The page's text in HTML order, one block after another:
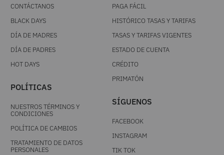
CONTÁCTANOS
BLACK DAYS
DÍA DE MADRES
DÍA DE PADRES
HOT DAYS
POLÍTICAS
NUESTROS TÉRMINOS Y
CONDICIONES
POLÍTICA DE CAMBIOS
TRATAMIENTO DE DATOS
PERSONALES
PAGA FÁCIL
HISTÓRICO TASAS Y TARIFAS
TASAS Y TARIFAS VIGENTES
ESTADO DE CUENTA
CRÉDITO
PRIMATÓN
SÍGUENOS
FACEBOOK
INSTAGRAM
TIK TOK